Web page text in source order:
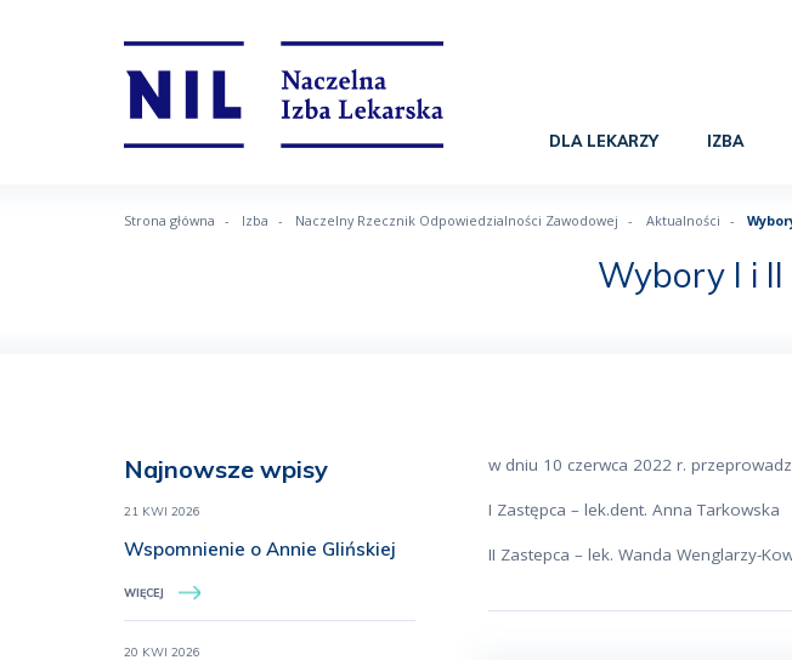
DLA LEKARZY IZBA
Strona główna Izba Naczelny Rzecznik Odpowiedzialności Zawodowej Aktualności
Wybory I i II
Najnowsze wpisy
21 KWI 2026
Wspomnienie o Annie Glińskiej
WIĘCEJ
20 KWI 2026
w dniu 10 czerwca 2022 r.
I Zastępca – lek.dent. Anna Tarkowska
II Zastepca – lek. Wanda Wenglarzy-